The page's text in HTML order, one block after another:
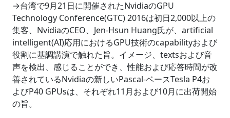
→台湾で9月21日に開催されたNvidiaのGPU
Technology Conference(GTC) 2016は初日2,000以上の
集客、NvidiaのCEO、Jen-Hsun Huang氏が、artificial
intelligent(AI)応用におけるGPU技術のcapabilityおよび
役割に基調講演で触れた旨。イメージ、textsおよび音
声を検出、感じることができ、性能および応答時間が改
善されているNvidiaの新しいPascal-ベースTesla P4お
よびP40 GPUsは、それぞれ11月および10月に出荷開始
の旨。